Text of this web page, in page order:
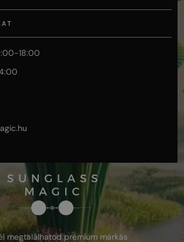
18:00
megtalálhatod prémium márkás